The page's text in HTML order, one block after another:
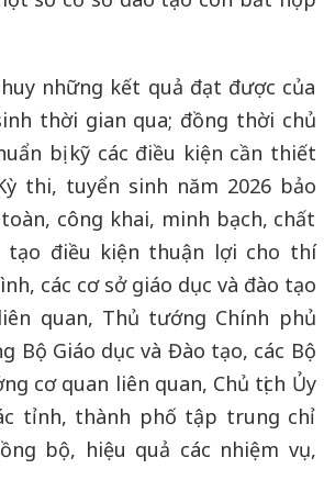
những kết quả đạt được của
thời gian qua; đồng thời chủ
bị kỹ các điều kiện cần thiết
thi, tuyển sinh năm 2026 bảo
công khai, minh bạch, chất
tạo điều kiện thuận lợi cho thí
các cơ sở giáo dục và đào tạo
quan, Thủ tướng Chính phủ
Bộ Giáo dục và Đào tạo, các Bộ
cơ quan liên quan, Chủ tịch Ủy
tỉnh, thành phố tập trung chỉ
bộ, hiệu quả các nhiệm vụ,